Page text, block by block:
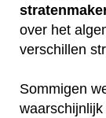
over het
verschillen
Sommigen